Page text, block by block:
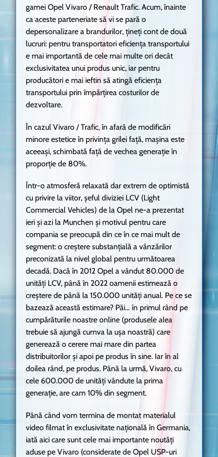
gamei Opel Vivaro / Renault Trafic. Acum, înainte
ca aceste parteneriate să vi se pară o
depersonalizare a brandurilor, țineți cont de două
lucruri: pentru transportatori eficiența transportului
e mai importantă de cele mai multe ori decât
exclusivitatea unui produs unic, iar pentru
producători e mai ieftin să atingă eficiența
transportului prin împărțirea costurilor de
dezvoltare.
În cazul Vivaro / Trafic, în afară de modificări
minore estetice în privința grilei față, mașina este
aceeași, schimbată față de vechea generație în
proporție de 80%.
Într-o atmosferă relaxată dar extrem de optimistă
cu privire la viitor, șeful diviziei LCV (Light
Commercial Vehicles) de la Opel ne-a prezentat
ieri și azi la Munchen și motivul pentru care
compania se preocupă din ce în ce mai mult de
segment: o creștere substanțială a vânzărilor
preconizată la nivel global pentru următoarea
decadă. Dacă în 2012 Opel a vândut 80.000 de
unități LCV, până în 2022 oamenii estimează o
creștere de până la 150.000 unități anual. Pe ce se
bazează această estimare? Păi… în primul rând pe
cumpărăturile noastre online (produsele alea
trebuie să ajungă cumva la ușa noastră) care
generează o cerere mai mare din partea
distribuitorilor și apoi pe produs în sine. Iar în al
doilea rând, pe produs. Până la urmă, Vivaro, cu
cele 600.000 de unități vândute la prima
generație, are cam 10% din segment.
Până când vom termina de montat materialul
video filmat în exclusivitate națională în Germania,
iată aici care sunt cele mai importante noutăți
aduse pe Vivaro (considerate de Opel USP-uri